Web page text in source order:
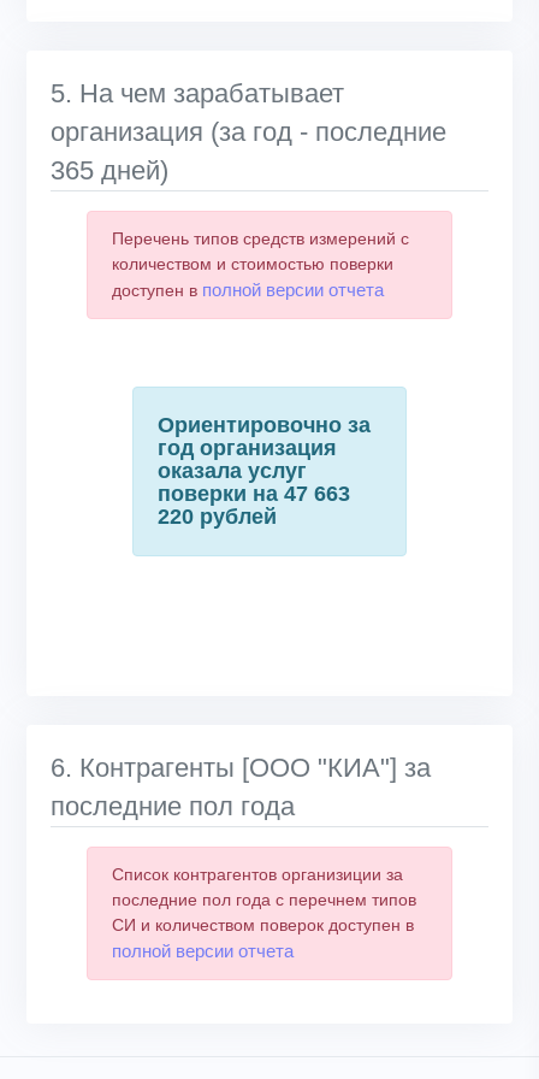
5. На чем зарабатывает
организация (за год - последние
365 дней)
Перечень типов средств измерений с
количеством и стоимостью поверки
доступен в полной версии отчета
Ориентировочно за
год организация
оказала услуг
поверки на 47 663
220 рублей
6. Контрагенты [ООО "КИА"] за
последние пол года
Список контрагентов организиции за
последние пол года с перечнем типов
СИ и количеством поверок доступен в
полной версии отчета